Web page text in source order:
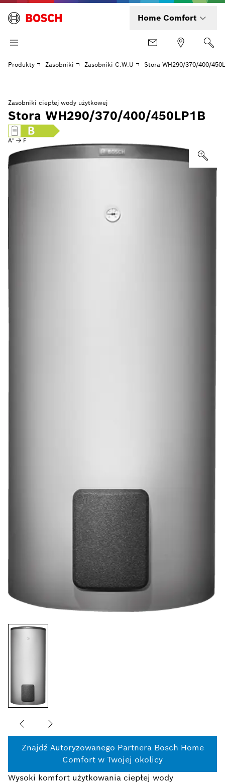
Home Comfort
Produkty Zasobniki Zasobniki C.W.U Stora WH290/370/400/
Zasobniki ciepłej wody użytkowej
Stora WH290/370/400/450LP1B
Znajdź Autoryzowanego Partnera Bosch Home
Comfort w Twojej okolicy
Wysoki komfort użytkowania ciepłej wody